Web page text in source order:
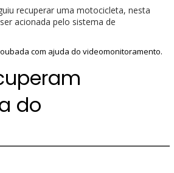
recuperar uma motocicleta, nesta
acionada pelo sistema de
com ajuda do videomonitoramento.
do